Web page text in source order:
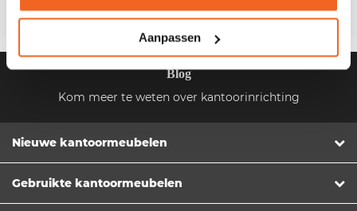
Aanpassen
Bel +31 (0)162 580654
Blog
Kom meer te weten over kantoorinrichting
Nieuwe kantoormeubelen
Gebruikte kantoormeubelen